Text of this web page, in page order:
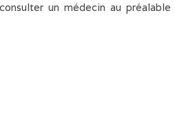
un médecin au préalable